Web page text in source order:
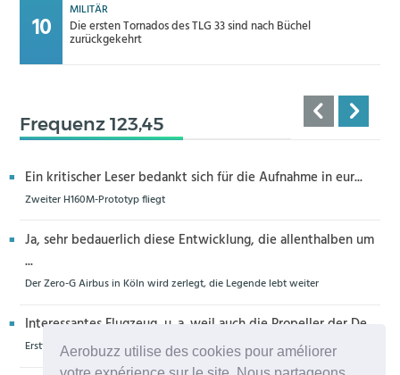
Aerobuzz utilise des cookies pour améliorer
MILITÄR
Die ersten Tornados des TLG 33 sind nach Büchel
zurückgekehrt
Frequenz 123,45
Ein kritischer Leser bedankt sich für die Aufnahme in eur...
Zweiter H160M-Prototyp fliegt
Ja, sehr bedauerlich diese Entwicklung, die allenthalben um
...
Der Zero-G Airbus in Köln wird zerlegt, die Legende lebt weiter
Interessantes Flugzeug, u. a. weil auch die Propeller der De...
Erstflug der Piper Seminole DX mit DeltaHawk-Motoren